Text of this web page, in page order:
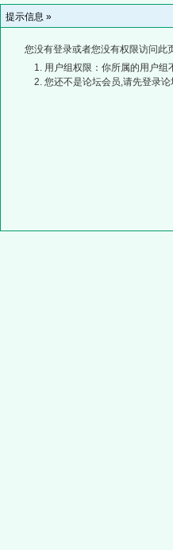
提示信息 »
您没有登录或者您没有权限访问此
用户组权限：你所属的用户组
您还不是论坛会员,请先登录论